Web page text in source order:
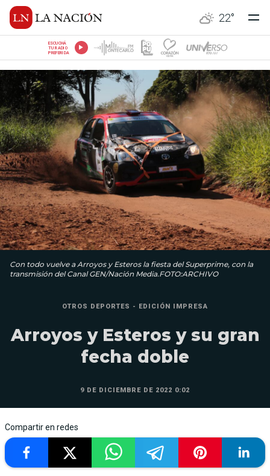
22°
ESCUCHÁ
TU RADIO
PREFERIDA
Con todo vuelve a Arroyos y Esteros la fiesta del Superprime, con la
transmisión del Canal GEN/Nación Media.FOTO:ARCHIVO
OTROS DEPORTES - EDICIÓN IMPRESA
Arroyos y Esteros y su gran
fecha doble
9 DE DICIEMBRE DE 2022 0:02
Compartir en redes